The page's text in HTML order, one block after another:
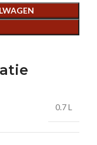
0.7 L